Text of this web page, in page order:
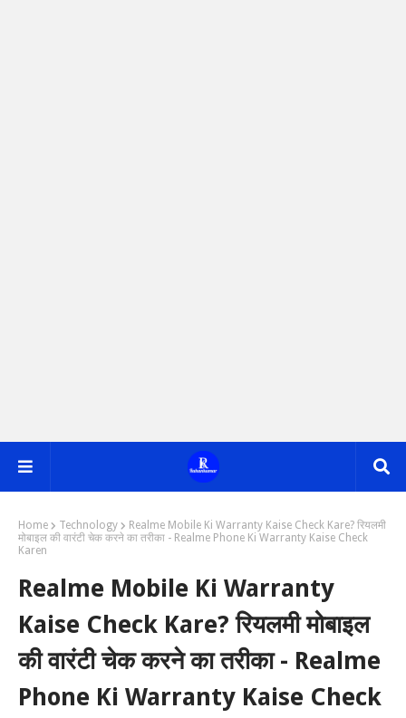
Home Technology
Realme Mobile Ki Warranty Kaise Check Kare? रियलमी
मोबाइल की वारंटी चेक करने का तरीका - Realme Phone Ki Warranty Kaise Check
Karen
Realme Mobile Ki Warranty
Kaise Check Kare? रियलमी मोबाइल
की वारंटी चेक करने का तरीका - Realme
Phone Ki Warranty Kaise Check